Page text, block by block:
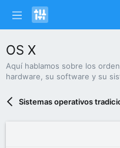
OS X
Aquí hablamos sobre los
hardware, su software y su
Sistemas operativos